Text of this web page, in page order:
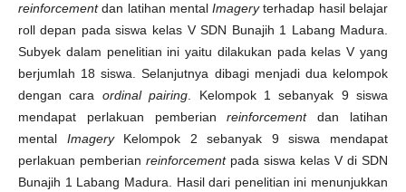
reinforcementdan latihan mentalImageryterhadap hasil belajar
roll depan pada siswa kelas V SDN Bunajih 1 Labang Madura.
Subyek dalam penelitian ini yaitu dilakukan pada kelas V yang
berjumlah 18 siswa. Selanjutnya dibagi menjadi dua kelompok
dengan cara ordinal pairing . Kelompok 1 sebanyak 9 siswa
mendapat perlakuan pemberianreinforcementdan latihan
mental ImageryKelompok 2 sebanyak 9 siswa mendapat
perlakuan pemberian reinforcementpada siswa kelas V di SDN
Bunajih 1 Labang Madura. Hasil dari penelitian ini menunjukkan